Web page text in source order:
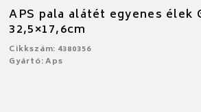
APS pala alátét egyenes élek
32,5×17,6cm
Cikkszám: 4380356
Gyártó: Aps